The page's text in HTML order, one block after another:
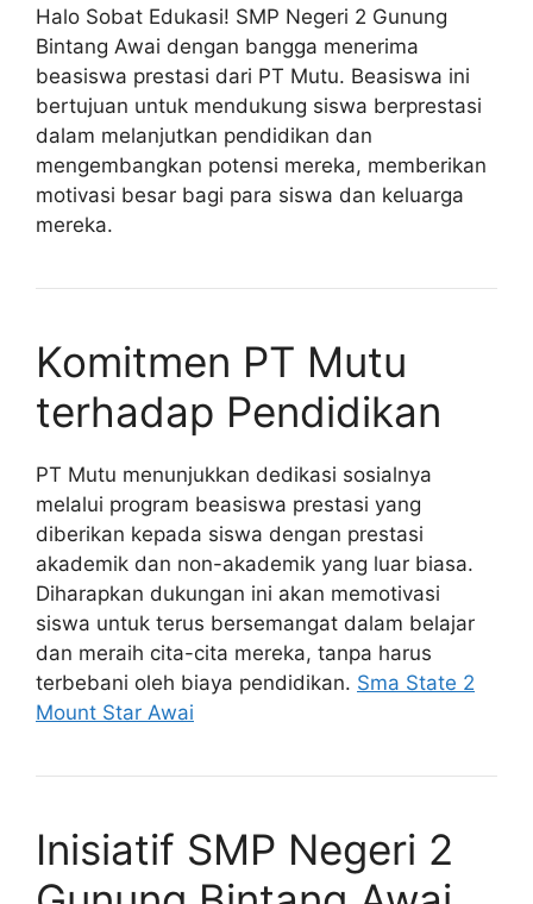
Halo Sobat Edukasi! SMP Negeri 2 Gunung
Bintang Awai dengan bangga menerima
beasiswa prestasi dari PT Mutu. Beasiswa ini
bertujuan untuk mendukung siswa berprestasi
dalam melanjutkan pendidikan dan
mengembangkan potensi mereka, memberikan
motivasi besar bagi para siswa dan keluarga
mereka.
Komitmen PT Mutu
terhadap Pendidikan
PT Mutu menunjukkan dedikasi sosialnya
melalui program beasiswa prestasi yang
diberikan kepada siswa dengan prestasi
akademik dan non-akademik yang luar biasa.
Diharapkan dukungan ini akan memotivasi
siswa untuk terus bersemangat dalam belajar
dan meraih cita-cita mereka, tanpa harus
terbebani oleh biaya pendidikan. Sma State 2
Mount Star Awai
Inisiatif SMP Negeri 2